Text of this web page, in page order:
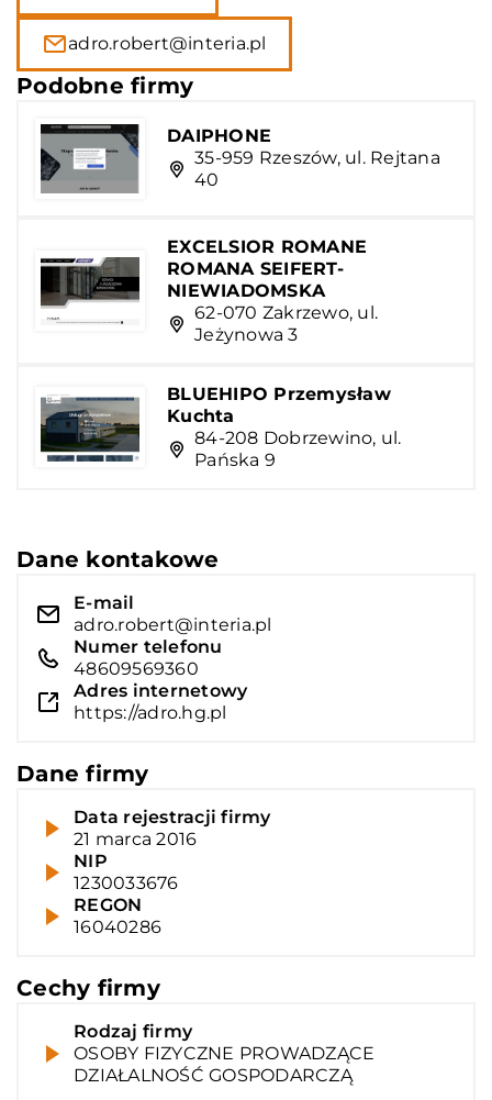
adro.robert@interia.pl
Podobne firmy
DAIPHONE
35-959 Rzeszów, ul. Rejtana
40
EXCELSIOR ROMANE
ROMANA SEIFERT-
NIEWIADOMSKA
62-070 Zakrzewo, ul.
Jeżynowa 3
BLUEHIPO Przemysław
Kuchta
84-208 Dobrzewino, ul.
Pańska 9
Dane kontakowe
E-mail
adro.robert@interia.pl
Numer telefonu
48609569360
Adres internetowy
https://adro.hg.pl
Dane firmy
Data rejestracji firmy
21 marca 2016
NIP
1230033676
REGON
16040286
Cechy firmy
Rodzaj firmy
OSOBY FIZYCZNE PROWADZĄCE
DZIAŁALNOŚĆ GOSPODARCZĄ